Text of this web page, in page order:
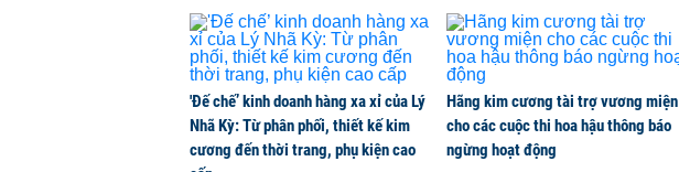
KINH DOANH - 1 phút trước
'Đế chế’ kinh doanh hàng xa xỉ của Lý
Nhã Kỳ: Từ phân phối, thiết kế kim
cương đến thời trang, phụ kiện cao
Hãng kim cương tài trợ vương miện
cho các cuộc thi hoa hậu thông báo
ngừng hoạt động